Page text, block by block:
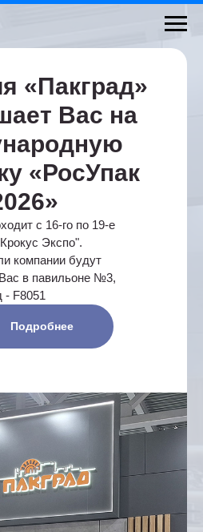
«Пакград»
Вас на
«РосУпак
с 16-го по 19-е
Экспо".
компании будут
в павильоне №3,
- F8051
Подробнее